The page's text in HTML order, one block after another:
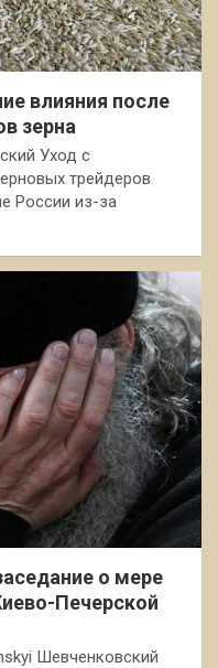
влияния после
зерна
Уход с
трейдеров
России из-за
о мере
Печерской
Шевченковский